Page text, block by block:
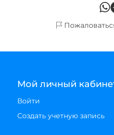
Мой личный
Войти
Создать учетную запись